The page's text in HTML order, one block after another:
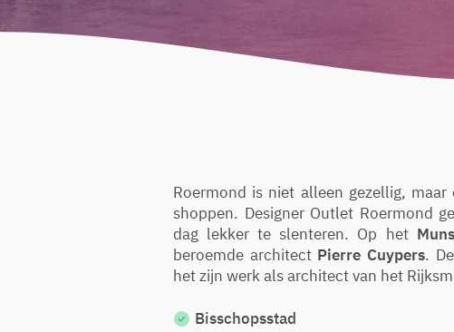
Roermond is niet alleen gezellig,
shoppen. Designer Outlet Roermond
dag lekker te slenteren. Op het
beroemde architect Pierre Cuypers.
het zijn werk als architect van het
Bisschopsstad